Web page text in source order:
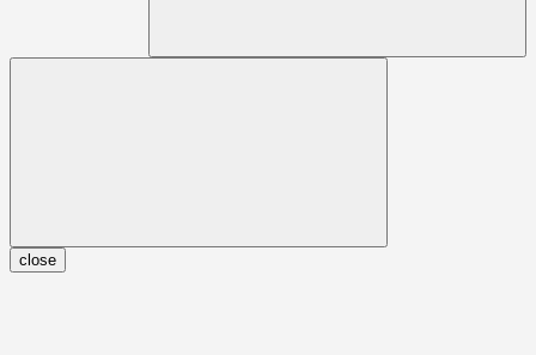
close